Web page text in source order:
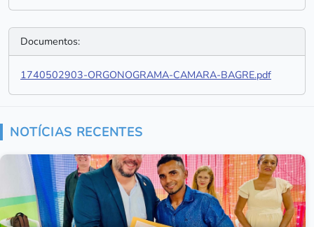
Documentos:
1740502903-ORGONOGRAMA-CAMARA-BAGRE.pdf
NOTÍCIAS RECENTES